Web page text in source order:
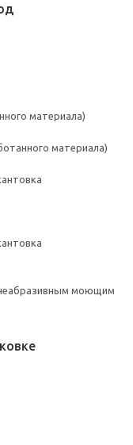
материала)
материала)
моющим